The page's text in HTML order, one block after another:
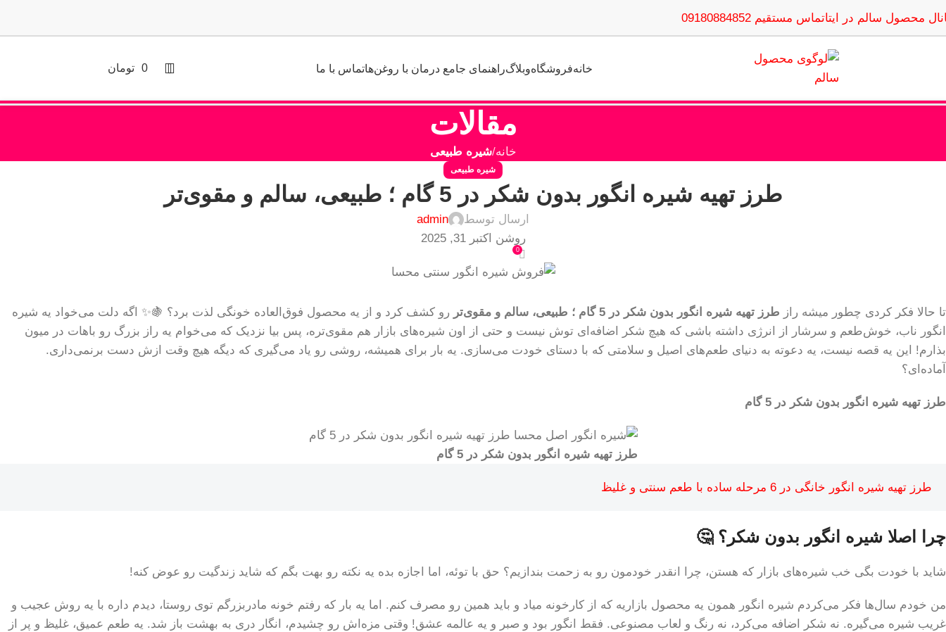
محصول سالم در ایتاتماس مستقیم 09180884852
خانهفروشگاهوبلاگراهنمای جامع درمان با روغن‌هاتماس با ما 0 تومان
مقالات
خانه شیره طبیعی
شیره طبیعی
طرز تهیه شیره انگور بدون شکر در 5 گام ؛ طبیعی، سالم و مقوی‌تر
ارسال توسط
admin
روشن اکتبر 31, 2025
0
تا حالا فکر کردی چطور میشه راز طرز تهیه شیره انگور بدون شکر در 5 گام ؛ طبیعی، سالم و مقوی‌تر
رو کشف کرد و از یه محصول فوق‌العاده خونگی لذت برد؟ 🍇✨ اگه دلت می‌خواد یه شیره
انگور ناب، خوش‌طعم و سرشار از انرژی داشته باشی که هیچ شکر اضافه‌ای توش نیست و حتی از اون شیره‌های بازار هم مقوی‌تره، پس بیا نزدیک که می‌خوام یه راز بزرگ رو باهات در میون
بذارم! این یه قصه نیست، یه دعوته به دنیای طعم‌های اصیل و سلامتی که با دستای خودت می‌سازی. یه بار برای همیشه، روشی رو یاد می‌گیری که دیگه هیچ وقت ازش دست برنمی‌داری.
آماده‌ای؟
طرز تهیه شیره انگور بدون شکر در 5 گام
طرز تهیه شیره انگور بدون شکر در 5 گام
طرز تهیه شیره انگور خانگی در 6 مرحله ساده با طعم سنتی و غلیظ
چرا اصلا شیره انگور بدون شکر؟ 🤔
شاید با خودت بگی خب شیره‌های بازار که هستن، چرا انقدر خودمون رو به زحمت بندازیم؟ حق با توئه، اما اجازه بده یه نکته رو بهت بگم که شاید زندگیت رو عوض کنه!
من خودم سال‌ها فکر می‌کردم شیره انگور همون یه محصول بازاریه که از کارخونه میاد و باید همین رو مصرف کنم. اما یه بار که رفتم خونه مادربزرگم توی روستا، دیدم داره با یه روش عجیب و
غریب شیره می‌گیره. نه شکر اضافه می‌کرد، نه رنگ و لعاب مصنوعی. فقط انگور بود و صبر و یه عالمه عشق! وقتی مزه‌اش رو چشیدم، انگار دری به بهشت باز شد. یه طعم عمیق، غلیظ و پر از